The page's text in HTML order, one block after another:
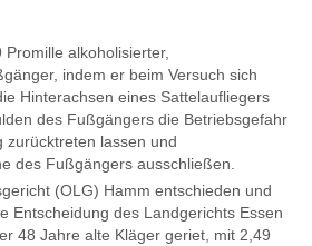
alkoholisierter,
indem er beim Versuch sich
Hinterachsen eines Sattelaufliegers
des Fußgängers die Betriebsgefahr
zurücktreten lassen und
des Fußgängers ausschließen.
(OLG) Hamm entschieden und
Entscheidung des Landgerichts Essen
48 Jahre alte Kläger geriet, mit 2,49